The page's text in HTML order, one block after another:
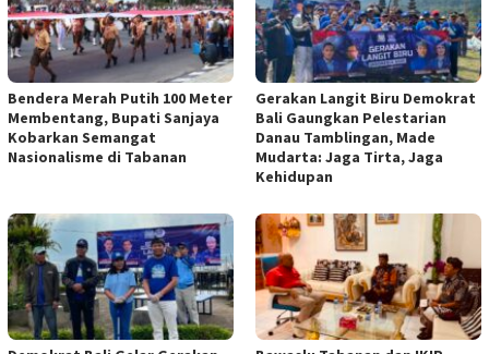
Bendera Merah Putih 100 Meter
Membentang, Bupati Sanjaya
Kobarkan Semangat
Nasionalisme di Tabanan
Gerakan Langit Biru Demokrat
Bali Gaungkan Pelestarian
Danau Tamblingan, Made
Mudarta: Jaga Tirta, Jaga
Kehidupan